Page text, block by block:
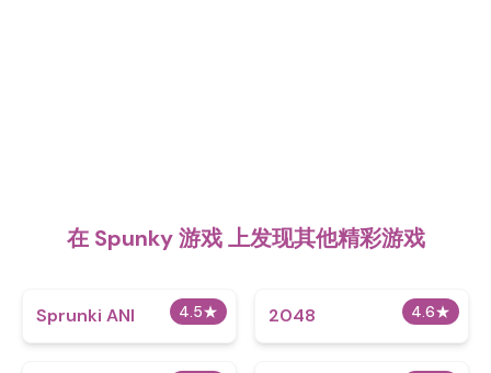
在 Spunky 游戏 上发现其他精彩游戏
4.5★
Sprunki ANI 4.6★
2048